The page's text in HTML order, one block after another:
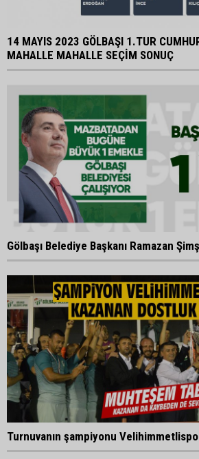
14 MAYIS 2023 GÖLBAŞI 1.TUR
MAHALLE MAHALLE SEÇİM SONUÇ
Gölbaşı Belediye Başkanı Ramazan
Turnuvanın şampiyonu